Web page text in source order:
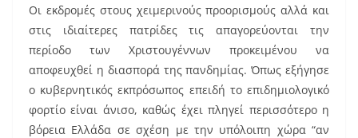
Οι εκδρομές στους χειμερινούς προορισμούς αλλά και
στις ιδιαίτερες πατρίδες τις απαγορεύονται την
περίοδο των Χριστουγέννων προκειμένου να
αποφευχθεί η διασπορά της πανδημίας. Όπως εξήγησε
ο κυβερνητικός εκπρόσωπος επειδή το επιδημιολογικό
φορτίο είναι άνισο, καθώς έχει πληγεί περισσότερο η
βόρεια Ελλάδα σε σχέση με την υπόλοιπη χώρα “αν